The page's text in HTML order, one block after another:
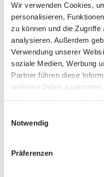
Wir verwenden Cookies,
personalisieren,
zu können und die
analysieren. Außerdem
Verwendung unserer
soziale Medien, Werbung
Partner führen diese
weiteren Daten
haben oder die sie im
Notwendig
Präferenzen
Aufbau
Markise
Heckgarage
GFK-Dach
Fahrradträger
Bettverbreiterung